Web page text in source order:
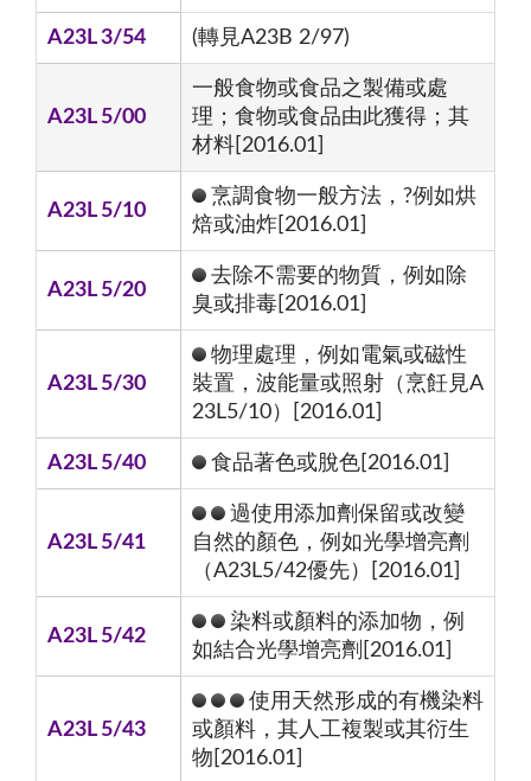
A23L 3/54 (轉見A23B 2/97)
A23L 5/00
一般食物或食品之製備或處
理；食物或食品由此獲得；其
材料[2016.01]
A23L 5/10
烹調食物一般方法，?例如烘
焙或油炸[2016.01]
A23L 5/20
去除不需要的物質，例如除
臭或排毒[2016.01]
A23L 5/30
物理處理，例如電氣或磁性
裝置，波能量或照射（烹飪見A
23L5/10）[2016.01]
A23L 5/40 食品著色或脫色[2016.01]
A23L 5/41
過使用添加劑保留或改變
自然的顏色，例如光學增亮劑
（A23L5/42優先）[2016.01]
A23L 5/42
染料或顏料的添加物，例
如結合光學增亮劑[2016.01]
A23L 5/43
使用天然形成的有機染料
或顏料，其人工複製或其衍生
物[2016.01]